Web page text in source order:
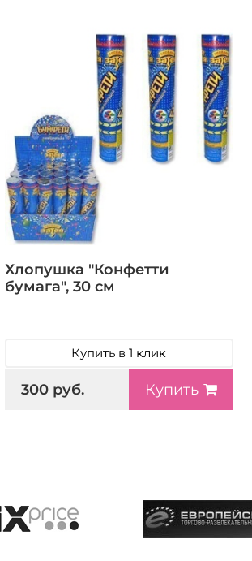
Хлопушка "Конфетти
бумага", 30 см
Купить в 1 клик
300 руб. Купить